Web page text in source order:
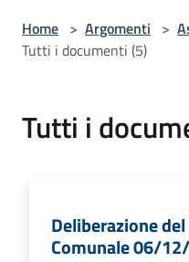
Home > Argomenti >
Tutti i documenti (5)
Tutti i
Deliberazione
Comunale 06/